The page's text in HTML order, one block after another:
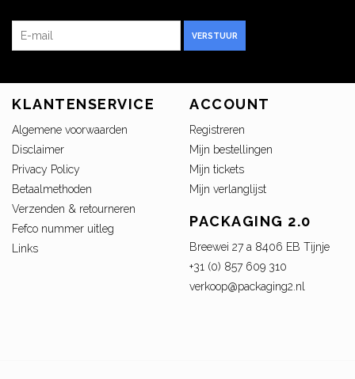
VERSTUUR
KLANTENSERVICE
Algemene voorwaarden
Disclaimer
Privacy Policy
Betaalmethoden
Verzenden & retourneren
Fefco nummer uitleg
Links
ACCOUNT
Registreren
Mijn bestellingen
Mijn tickets
Mijn verlanglijst
PACKAGING 2.0
Breewei 27 a 8406 EB Tijnje
+31 (0) 857 609 310
verkoop@packaging2.nl